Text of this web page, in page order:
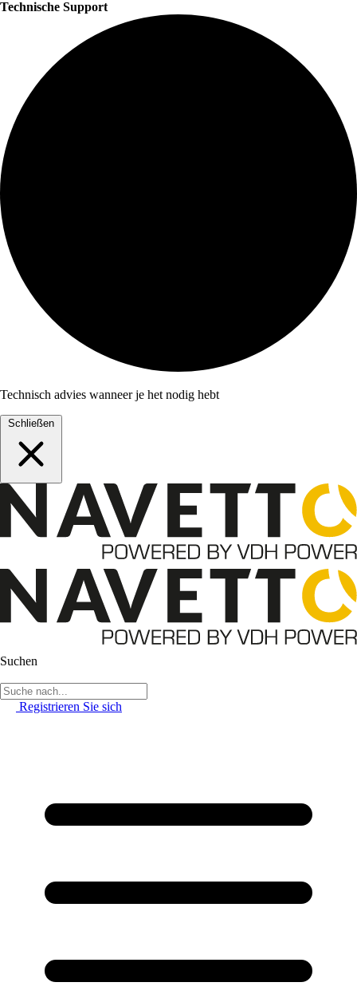
Technische Support
Technisch advies wanneer je het nodig hebt
Schließen
Suchen
Registrieren Sie sich